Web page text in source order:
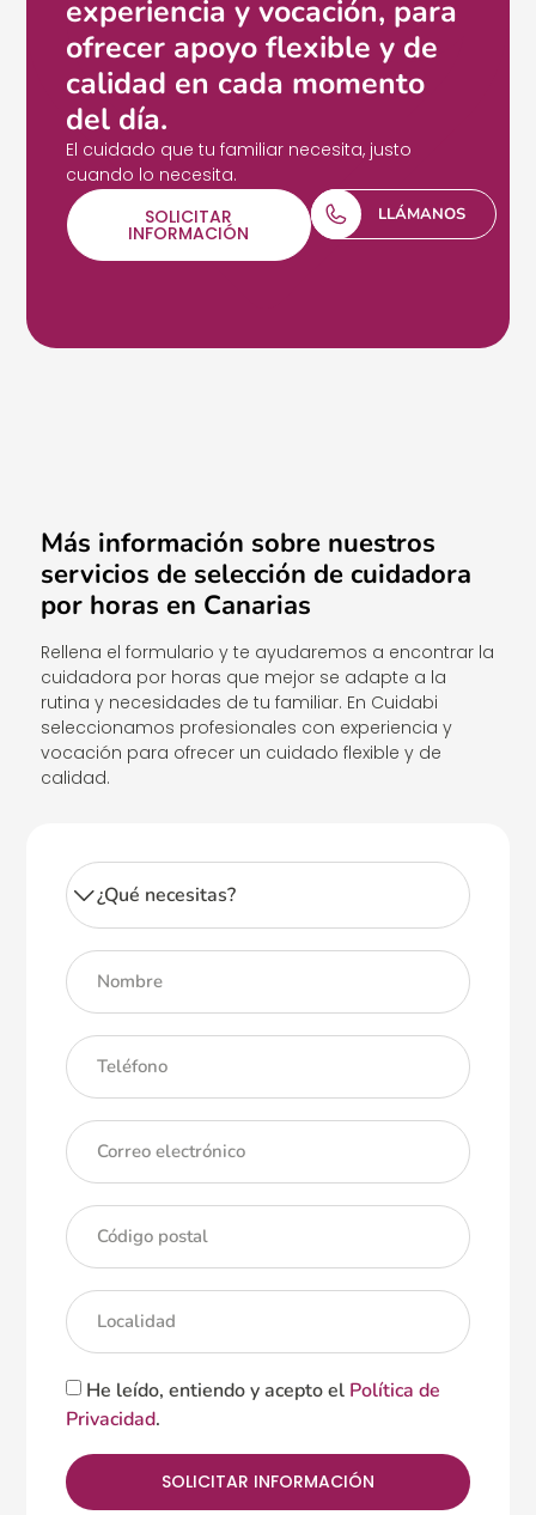
experiencia y vocación, para
ofrecer apoyo flexible y de
calidad en cada momento
del día.
El cuidado que tu familiar necesita, justo
cuando lo necesita.
SOLICITAR
INFORMACIÓN
LLÁMANOS
Más información sobre nuestros
servicios de selección de cuidadora
por horas en Canarias
Rellena el formulario y te ayudaremos a encontrar la
cuidadora por horas que mejor se adapte a la
rutina y necesidades de tu familiar. En Cuidabi
seleccionamos profesionales con experiencia y
vocación para ofrecer un cuidado flexible y de
calidad.
He leído, entiendo y acepto el Política de
Privacidad.
SOLICITAR INFORMACIÓN